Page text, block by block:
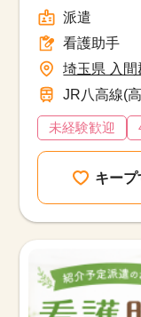
派遣
看護助手
埼玉県 入
JR八高線(
未経験歓迎
キープ